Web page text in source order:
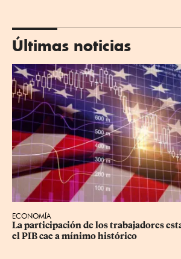
Últimas noticias
ECONOMÍA
La participación de los trabajadores
el PIB cae a mínimo histórico